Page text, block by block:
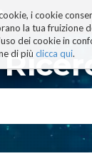
i cookie
la tua fruizione
dei cookie in
di più clicca qui.
ai
contenuti.
|
alla
navigazione